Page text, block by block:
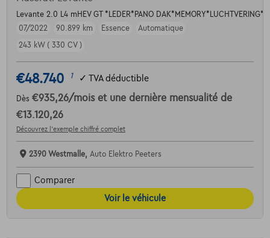
Levante 2.0 L4 mHEV GT *LEDER*PANO DAK*MEMORY*LUCHTVERING*
07/2022
90.899 km Essence
Automatique
243 kW ( 330 CV )
€48.740 1 ✓ TVA déductible
Dès €935,26/mois et une dernière mensualité de
€13.120,26
Découvrez l’exemple chiffré complet
2390 Westmalle, Auto Elektro Peeters
Comparer
Voir le véhicule